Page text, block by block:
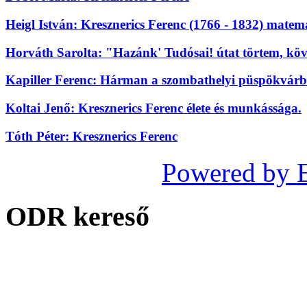
Heigl István: Kresznerics Ferenc (1766 - 1832)
Horváth Sarolta: "Hazánk' Tudósai! útat törtem,
Kapiller Ferenc: Hárman a szombathelyi
Koltai Jenő: Kresznerics Ferenc élete és munkássága.
Tóth Péter: Kresznerics Ferenc
Powered by
ODR kereső